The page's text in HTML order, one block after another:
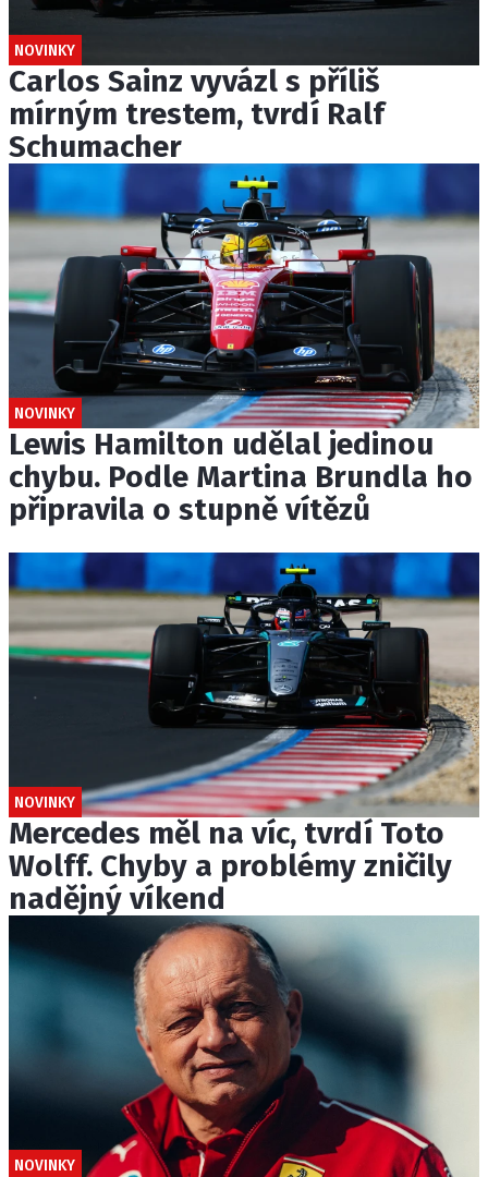
NOVINKY
Carlos Sainz vyvázl s příliš
mírným trestem, tvrdí Ralf
Schumacher
NOVINKY
Lewis Hamilton udělal jedinou
chybu. Podle Martina Brundla ho
připravila o stupně vítězů
NOVINKY
Mercedes měl na víc, tvrdí Toto
Wolff. Chyby a problémy zničily
nadějný víkend
NOVINKY